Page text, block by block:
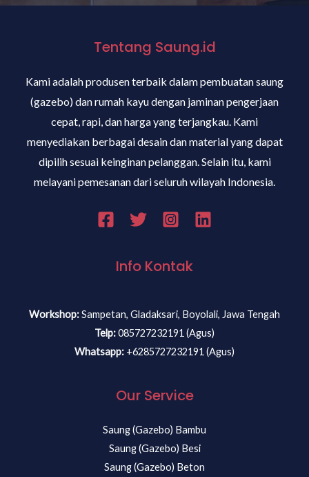
Tentang Saung.id
Kami adalah produsen terbaik dalam pembuatan saung
(gazebo) dan rumah kayu dengan jaminan pengerjaan
cepat, rapi, dan harga yang terjangkau. Kami
menyediakan berbagai desain dan material yang dapat
dipilih sesuai keinginan pelanggan. Selain itu, kami
melayani pemesanan dari seluruh wilayah Indonesia.
Info Kontak
Workshop:Sampetan, Gladaksari, Boyolali, Jawa Tengah
Telp:085727232191 (Agus)
Whatsapp: +6285727232191 (Agus)
Our Service
Saung (Gazebo) Bambu
Saung (Gazebo) Besi
Saung (Gazebo) Beton